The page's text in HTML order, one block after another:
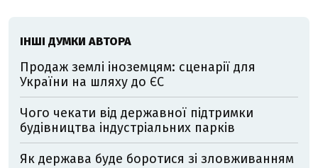
ІНШІ ДУМКИ АВТОРА
Продаж землі іноземцям: сценарії для
України на шляху до ЄС
Чого чекати від державної підтримки
будівництва індустріальних парків
Як держава буде боротися зі зловживанням